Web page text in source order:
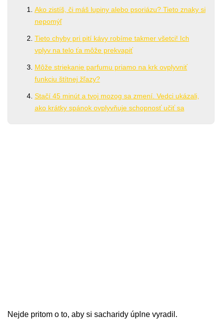
Ako zistíš, či máš lupiny alebo psoriázu? Tieto znaky si
nepomýľ
Tieto chyby pri pití kávy robíme takmer všetci! Ich
vplyv na telo ťa môže prekvapiť
Môže striekanie parfumu priamo na krk ovplyvniť
funkciu štítnej žľazy?
Stačí 45 minút a tvoj mozog sa zmení. Vedci ukázali,
ako krátky spánok ovplyvňuje schopnosť učiť sa
Nejde pritom o to, aby si sacharidy úplne vyradil.